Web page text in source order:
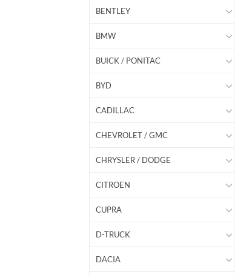
BENTLEY
BMW
BUICK / PONITAC
BYD
CADILLAC
CHEVROLET / GMC
CHRYSLER / DODGE
CITROEN
CUPRA
D-TRUCK
DACIA